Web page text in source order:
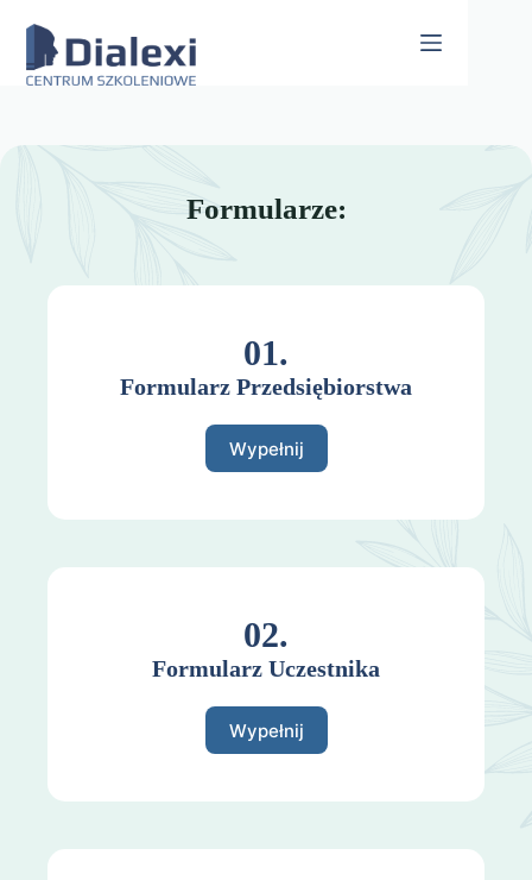
content
Formularze:
01.
Formularz Przedsiębiorstwa
Wypełnij
02.
Formularz Uczestnika
Wypełnij